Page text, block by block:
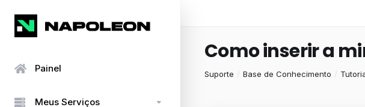
Painel
Meus Serviços
Como inserir a
Suporte Base de Conhecimento